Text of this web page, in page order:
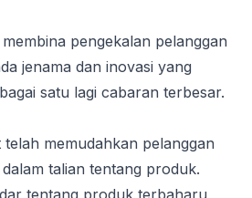
pengekalan pelanggan
jenama dan inovasi yang
satu lagi cabaran terbesar.
telah memudahkan pelanggan
talian tentang produk.
tentang produk terbaharu